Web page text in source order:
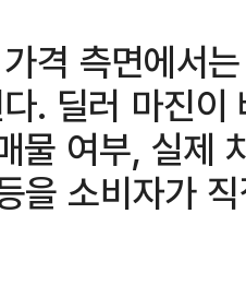
격 측면에서
. 딜러 마진
물 여부, 실제
을 소비자가